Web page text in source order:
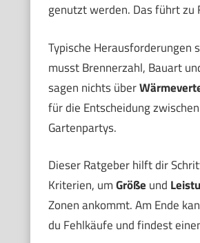
genutzt werden. Das führt zu
Typische Herausforderungen
musst Brennerzahl, Bauart
sagen nichts über
für die Entscheidung
Gartenpartys.
Dieser Ratgeber hilft dir
Kriterien, umGröße und
Zonen ankommt. Am Ende
du Fehlkäufe und findest